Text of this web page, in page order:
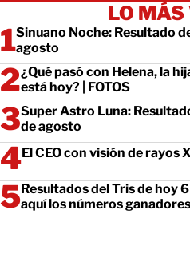
LO MÁS
Sinuano Noche: Resultado
agosto
¿Qué pasó con Helena, la
está hoy? | FOTOS
Super Astro Luna:
de agosto
El CEO con visión de rayos
Resultados del Tris de hoy
aquí los números ganadores